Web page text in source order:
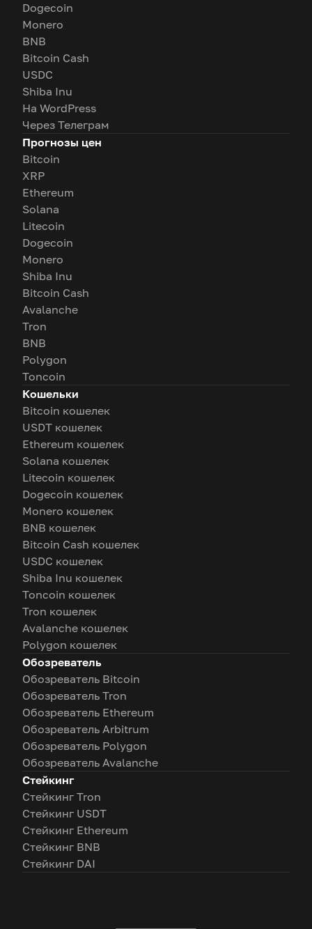
Dogecoin
Monero
BNB
Bitcoin Cash
USDC
Shiba Inu
На WordPress
Через Телеграм
Прогнозы цен
Bitcoin
XRP
Ethereum
Solana
Litecoin
Dogecoin
Monero
Shiba Inu
Bitcoin Cash
Avalanche
Tron
BNB
Polygon
Toncoin
Кошельки
Bitcoin кошелек
USDT кошелек
Ethereum кошелек
Solana кошелек
Litecoin кошелек
Dogecoin кошелек
Monero кошелек
BNB кошелек
Bitcoin Cash кошелек
USDC кошелек
Shiba Inu кошелек
Toncoin кошелек
Tron кошелек
Avalanche кошелек
Polygon кошелек
Обозреватель
Обозреватель Bitcoin
Обозреватель Tron
Обозреватель Ethereum
Обозреватель Arbitrum
Обозреватель Polygon
Обозреватель Avalanche
Стейкинг
Стейкинг Tron
Стейкинг USDT
Стейкинг Ethereum
Стейкинг BNB
Стейкинг DAI